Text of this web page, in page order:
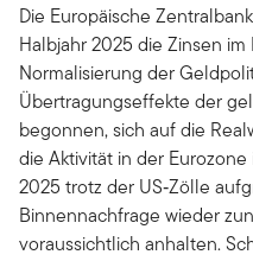
Die Europäische
Halbjahr 2025 die Zinsen
Normalisierung der
Übertragungseffekte der
begonnen, sich auf die
die Aktivität in der
2025 trotz der US‑Zölle
Binnennachfrage wieder
voraussichtlich anhalten.